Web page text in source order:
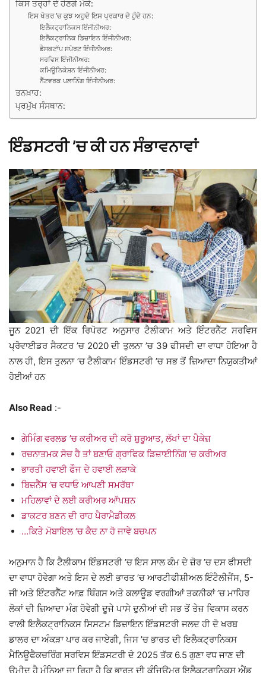
ਕਿਸ ਤਰ੍ਹਾਂ ਦੇ ਹੋਣਗੇ ਮੌਕੇ:
ਇਸ ਖੇਤਰ ’ਚ ਕੁਝ ਅਹੁਦੇ ਇਸ ਪ੍ਰਕਾਰ ਦੇ ਹੁੰਦੇ ਹਨ:
ਇਲੈਕਟ੍ਰਾਨਿਕਸ ਇੰਜੀਨੀਅਰ:
ਇਲੈਕਟ੍ਰਾਨਿਕ ਡਿਜ਼ਾਇਨ ਇੰਜੀਨੀਅਰ:
ਡੈਸਕਟਾੱਪ ਸਪੋਰਟ ਇੰਜੀਨੀਅਰ:
ਸਰਵਿਸ ਇੰਜੀਨੀਅਰ:
ਕਮਿਊਨਿਕੇਸ਼ਨ ਇੰਜੀਨੀਅਰ:
ਨੈੈੱਟਵਰਕ ਪਲਾਨਿੰਗ ਇੰਜੀਨੀਅਰ:
ਤਨਖ਼ਾਹ:
ਪ੍ਰਮੁੱਖ ਸੰਸਥਾਨ:
ਇੰਡਸਟਰੀ ’ਚ ਕੀ ਹਨ ਸੰਭਾਵਨਾਵਾਂ
ਜੂਨ 2021 ਦੀ ਇੱਕ ਰਿਪੋਰਟ ਅਨੁਸਾਰ ਟੈਲੀਕਾਮ ਅਤੇ ਇੰਟਰਨੈੱਟ ਸਰਵਿਸ
ਪ੍ਰੋਵਾਈਡਰ ਸੈਕਟਰ ’ਚ 2020 ਦੀ ਤੁਲਨਾ ’ਚ 39 ਫੀਸਦੀ ਦਾ ਵਾਧਾ ਹੋਇਆ ਹੈ
ਨਾਲ ਹੀ, ਇਸ ਤੁਲਨਾ ’ਚ ਟੈਲੀਕਾਮ ਇੰਡਸਟਰੀ ’ਚ ਸਭ ਤੋਂ ਜ਼ਿਆਦਾ ਨਿਯੁਕਤੀਆਂ
ਹੋਈਆਂ ਹਨ
Also Read :-
ਗੇਮਿੰਗ ਵਰਲਡ ’ਚ ਕਰੀਅਰ ਦੀ ਕਰੋ ਸ਼ੁਰੂਆਤ, ਲੱਖਾਂ ਦਾ ਪੈਕੇਜ਼
ਰਚਨਾਤਮਕ ਸੋਚ ਹੈ ਤਾਂ ਬਣਾਓ ਗ੍ਰਾਫਿਕ ਡਿਜ਼ਾਈਨਿੰਗ ‘ਚ ਕਰੀਅਰ
ਭਾਰਤੀ ਹਵਾਈ ਫੌਜ ਦੇ ਹਵਾਈ ਲੜਾਕੇ
ਬਿਜ਼ਨੈੱਸ ’ਚ ਵਧਾਓ ਆਪਣੀ ਸਮਰੱਥਾ
ਮਹਿਲਾਵਾਂ ਦੇ ਲਈ ਕਰੀਅਰ ਆੱਪਸ਼ਨ
ਡਾਕਟਰ ਬਣਨ ਦੀ ਰਾਹ ਪੈਰਾਮੈਡੀਕਲ
…ਕਿਤੇ ਮੋਬਾਇਲ ‘ਚ ਕੈਦ ਨਾ ਹੋ ਜਾਵੇ ਬਚਪਨ
ਅਨੁਮਾਨ ਹੈ ਕਿ ਟੈਲੀਕਾਮ ਇੰਡਸਟਰੀ ’ਚ ਇਸ ਸਾਲ ਕੰਮ ਦੇ ਜ਼ੋਰ ’ਚ ਦਸ ਫੀਸਦੀ
ਦਾ ਵਾਧਾ ਹੋਵੇਗਾ ਅਤੇ ਇਸ ਦੇ ਲਈ ਭਾਰਤ ’ਚ ਆਰਟੀਫੀਸ਼ੀਅਲ ਇੰਟੈਲੀਜੈਂਸ, 5-
ਜੀ ਅਤੇ ਇੰਟਰਨੈੱਟ ਆਫ਼ ਥਿੰਗਸ ਅਤੇ ਕਲਾਊਡ ਵਰਗੀਆਂ ਤਕਨੀਕਾਂ ’ਚ ਮਾਹਿਰ
ਲੋਕਾਂ ਦੀ ਜ਼ਿਆਦਾ ਮੰਗ ਹੋਵੇਗੀ ਦੂਜੇ ਪਾਸੇ ਦੁਨੀਆਂ ਦੀ ਸਭ ਤੋਂ ਤੇਜ਼ ਵਿਕਾਸ ਕਰਨ
ਵਾਲੀ ਇਲੈਕਟ੍ਰਾਨਿਕਸ ਸਿਸਟਮ ਡਿਜ਼ਾਇਨ ਇੰਡਸਟਰੀ ਜਲਦ ਹੀ ਦੋ ਖਰਬ
ਡਾਲਰ ਦਾ ਅੰਕੜਾ ਪਾਰ ਕਰ ਜਾਏਗੀ, ਜਿਸ ’ਚ ਭਾਰਤ ਦੀ ਇਲੈਕਟ੍ਰਾਨਿਕਸ
ਮੈਨਿਊਫੈਕਚਰਿੰਗ ਸਰਵਿਸ ਇੰਡਸਟਰੀ ਦੇ 2025 ਤੱਕ 6.5 ਗੁਣਾ ਵਧ ਜਾਣ ਦੀ
ਉਮੀਦ ਹੈ ਮੰਨਿਆ ਜਾ ਰਿਹਾ ਹੈ ਕਿ ਭਾਰਤ ਦੀ ਕੰਜਿਊਮਰ ਇਲੈਕਟ੍ਰਾਨਿਕਸ ਐਂਡ